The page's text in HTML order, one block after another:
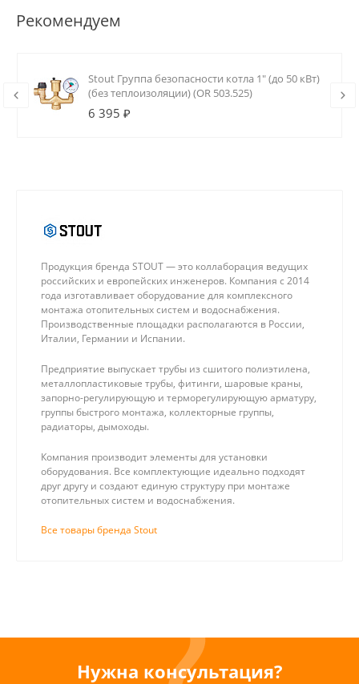
Рекомендуем
Stout Группа безопасности котла 1" (до 50 кВт)
(без теплоизоляции) (OR 503.525)
6 395 ₽
Продукция бренда STOUT — это коллаборация ведущих
российских и европейских инженеров. Компания с 2014
года изготавливает оборудование для комплексного
монтажа отопительных систем и водоснабжения.
Производственные площадки располагаются в России,
Италии, Германии и Испании.
Предприятие выпускает трубы из сшитого полиэтилена,
металлопластиковые трубы, фитинги, шаровые краны,
запорно-регулирующую и терморегулирующую арматуру,
группы быстрого монтажа, коллекторные группы,
радиаторы, дымоходы.
Компания производит элементы для установки
оборудования. Все комплектующие идеально подходят
друг другу и создают единую структуру при монтаже
отопительных систем и водоснабжения.
Все товары бренда Stout
Нужна консультация?